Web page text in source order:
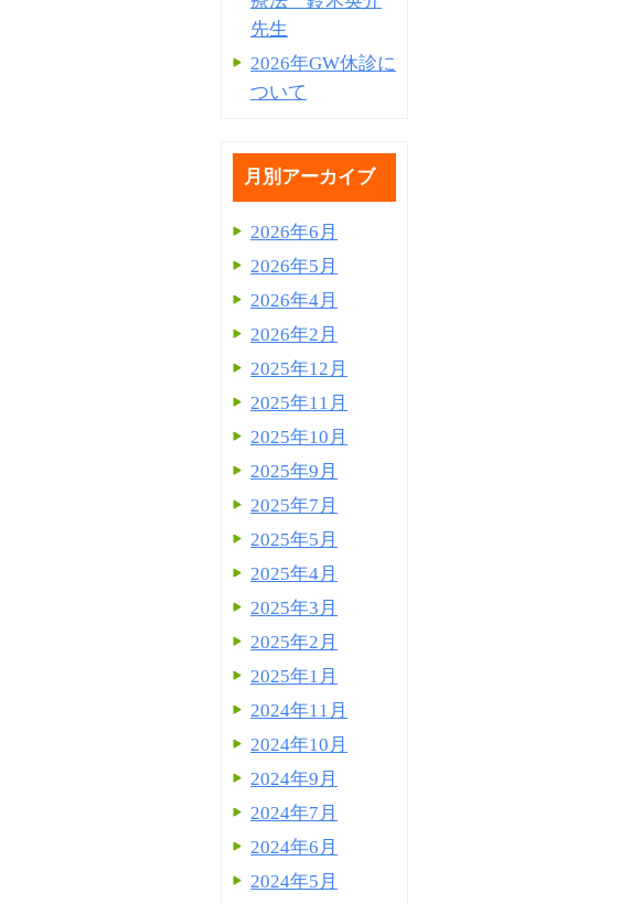
先生
2026年GW休診に
ついて
月別アーカイブ
2026年6月
2026年5月
2026年4月
2026年2月
2025年12月
2025年11月
2025年10月
2025年9月
2025年7月
2025年5月
2025年4月
2025年3月
2025年2月
2025年1月
2024年11月
2024年10月
2024年9月
2024年7月
2024年6月
2024年5月